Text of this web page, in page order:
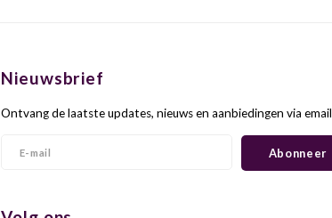
Nieuwsbrief
Ontvang de laatste updates, nieuws en aanbiedingen via email
Abonneer